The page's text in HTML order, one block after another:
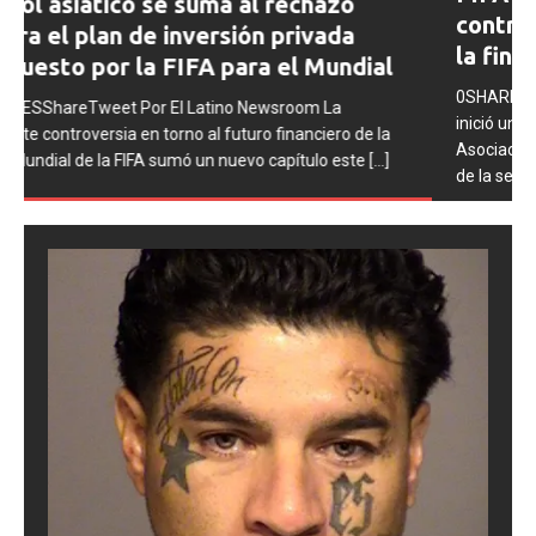
contra Argentina tras los incidentes en
la final del Mundial 2026
0SHARESShareTweet Por El Latino Newsroom La FIFA
inició una serie de procesos disciplinarios contra la
Asociación del Fútbol Argentino (AFA), cuatro integrantes